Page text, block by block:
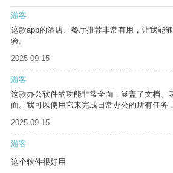
游客
这款app的酒店、餐厅推荐非常有用，让我能
验。
2025-09-15
游客
这款办公软件的功能非常全面，涵盖了文档、
面。我可以使用它来完成日常办公的所有任务
2025-09-15
游客
这个软件很好用